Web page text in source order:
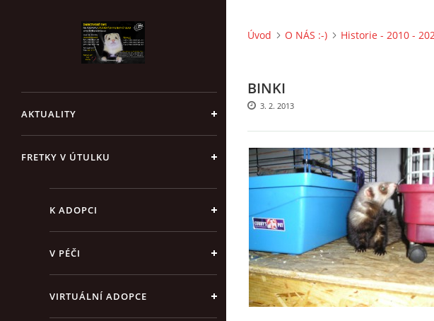
AKTUALITY
FRETKY V ÚTULKU
K ADOPCI
V PÉČI
VIRTUÁLNÍ ADOPCE
Úvod O NÁS :-) Historie - 2010 -
BINKI
3. 2. 2013